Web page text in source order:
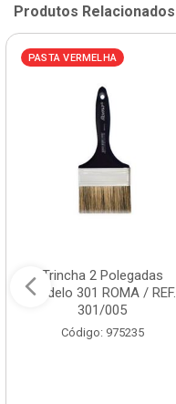
Produtos Relacionados
PASTA VERMELHA
Trincha 2 Polegadas
Modelo 301 ROMA / REF.
301/005
Código: 975235